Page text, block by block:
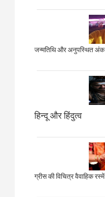
जन्मतिथि और अनुपस्थित अंक
हिन्दू और हिंदुत्व
ग्रीस की विचित्र वैवाहिक रस्में